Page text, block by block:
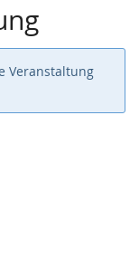
Veranstaltung